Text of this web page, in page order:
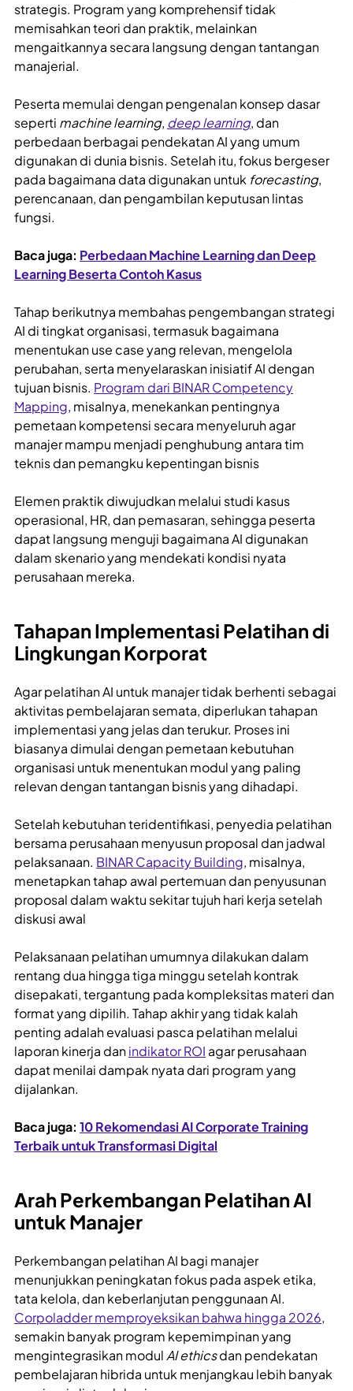
strategis. Program yang komprehensif tidak
memisahkan teori dan praktik, melainkan
mengaitkannya secara langsung dengan tantangan
manajerial.
Peserta memulai dengan pengenalan konsep dasar
seperti machine learning, deep learning, dan
perbedaan berbagai pendekatan AI yang umum
digunakan di dunia bisnis. Setelah itu, fokus bergeser
pada bagaimana data digunakan untuk forecasting,
perencanaan, dan pengambilan keputusan lintas
fungsi.
Baca juga: Perbedaan Machine Learning dan Deep
Learning Beserta Contoh Kasus
Tahap berikutnya membahas pengembangan strategi
AI di tingkat organisasi, termasuk bagaimana
menentukan use case yang relevan, mengelola
perubahan, serta menyelaraskan inisiatif AI dengan
tujuan bisnis. Program dari BINAR Competency
Mapping, misalnya, menekankan pentingnya
pemetaan kompetensi secara menyeluruh agar
manajer mampu menjadi penghubung antara tim
teknis dan pemangku kepentingan bisnis
Elemen praktik diwujudkan melalui studi kasus
operasional, HR, dan pemasaran, sehingga peserta
dapat langsung menguji bagaimana AI digunakan
dalam skenario yang mendekati kondisi nyata
perusahaan mereka.
Tahapan Implementasi Pelatihan di
Lingkungan Korporat
Agar pelatihan AI untuk manajer tidak berhenti sebagai
aktivitas pembelajaran semata, diperlukan tahapan
implementasi yang jelas dan terukur. Proses ini
biasanya dimulai dengan pemetaan kebutuhan
organisasi untuk menentukan modul yang paling
relevan dengan tantangan bisnis yang dihadapi.
Setelah kebutuhan teridentifikasi, penyedia pelatihan
bersama perusahaan menyusun proposal dan jadwal
pelaksanaan. BINAR Capacity Building, misalnya,
menetapkan tahap awal pertemuan dan penyusunan
proposal dalam waktu sekitar tujuh hari kerja setelah
diskusi awal
Pelaksanaan pelatihan umumnya dilakukan dalam
rentang dua hingga tiga minggu setelah kontrak
disepakati, tergantung pada kompleksitas materi dan
format yang dipilih. Tahap akhir yang tidak kalah
penting adalah evaluasi pasca pelatihan melalui
laporan kinerja danindikator ROI agar perusahaan
dapat menilai dampak nyata dari program yang
dijalankan.
Baca juga: 10 Rekomendasi AI Corporate Training
Terbaik untuk Transformasi Digital
Arah Perkembangan Pelatihan AI
untuk Manajer
Perkembangan pelatihan AI bagi manajer
menunjukkan peningkatan fokus pada aspek etika,
tata kelola, dan keberlanjutan penggunaan AI.
Corpoladder memproyeksikan bahwa hingga 2026,
semakin banyak program kepemimpinan yang
mengintegrasikan modulAI ethicsdan pendekatan
pembelajaran hibrida untuk menjangkau lebih banyak